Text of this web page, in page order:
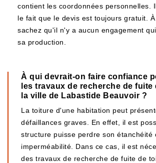
contient les coordonnées personnelles.
le fait que le devis est toujours gratuit. À
sachez qu'il n'y a aucun engagement
sa production.
À qui devrait-on faire confiance
les travaux de recherche de
la ville de Labastide Beauvoir ?
La toiture d'une habitation peut
défaillances graves. En effet, il est
structure puisse perdre son étanchéité
imperméabilité. Dans ce cas, il est
des travaux de recherche de fuite de